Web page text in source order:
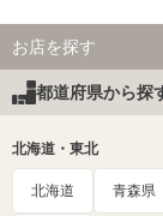
お店を探す
都道府県から探
北海道・東北
北海道 青森県